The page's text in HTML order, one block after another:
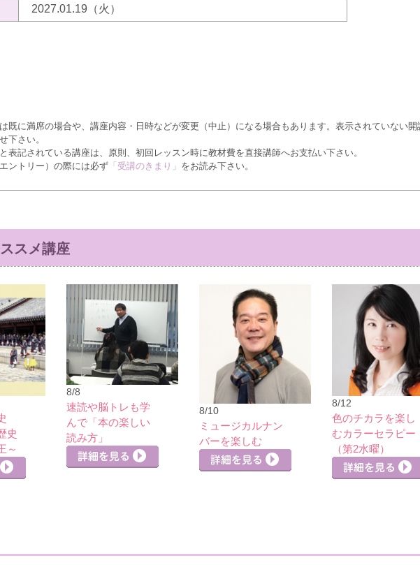
2027.01.19（火）
既に満席の場合や、講座内容・日時などが変更（中止）になる場合もあります。表示されていない
下さい。
表記されている講座は、原則、初回レッスン時に教材費を直接講師へお支払い下さい。
ントリー）の際には必ず 「受講のきまり」 をお読み下さい。
スメ講座
史
～
8/8
速読や脳トレも学
んで「本の楽しい
読み方」
8/10
ミュージカルナン
バーを楽しむ
8/12
色のチカラを楽し
むカラーセラピー
（第2水曜）
詳細を見る
詳細を見る
詳細を見る